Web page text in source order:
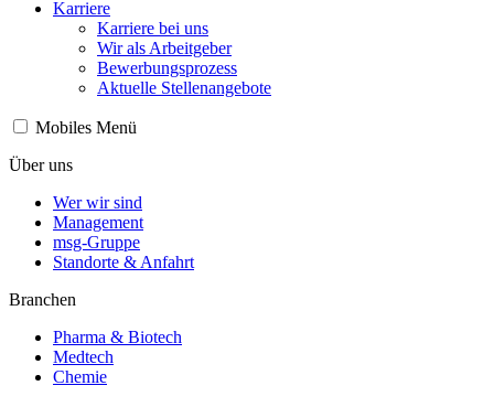
Karriere
Karriere bei uns
Wir als Arbeitgeber
Bewerbungsprozess
Aktuelle Stellenangebote
Mobiles Menü
Über uns
Wer wir sind
Management
msg-Gruppe
Standorte & Anfahrt
Branchen
Pharma & Biotech
Medtech
Chemie